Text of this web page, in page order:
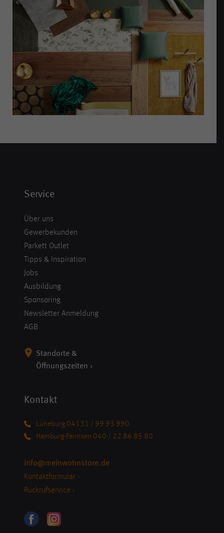
Service
Über uns
Gewerbekunden
Parkett Outlet
Tipps & Inspiration
Jobs
Ausbildung
Sponsoring
Newsletter Anmeldung
AGB
Standorte &
Öffnungszeiten ›
Kontakt
Lüneburg 04131 / 99 93 990
Hamburg-Farmsen 040 / 22 86 85 80
info@meinwohnstore.de
Kontaktformular ›
Rückrufservice ›